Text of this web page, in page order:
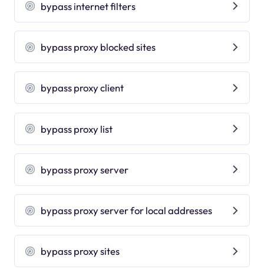
bypass internet filters
bypass proxy blocked sites
bypass proxy client
bypass proxy list
bypass proxy server
bypass proxy server for local addresses
bypass proxy sites